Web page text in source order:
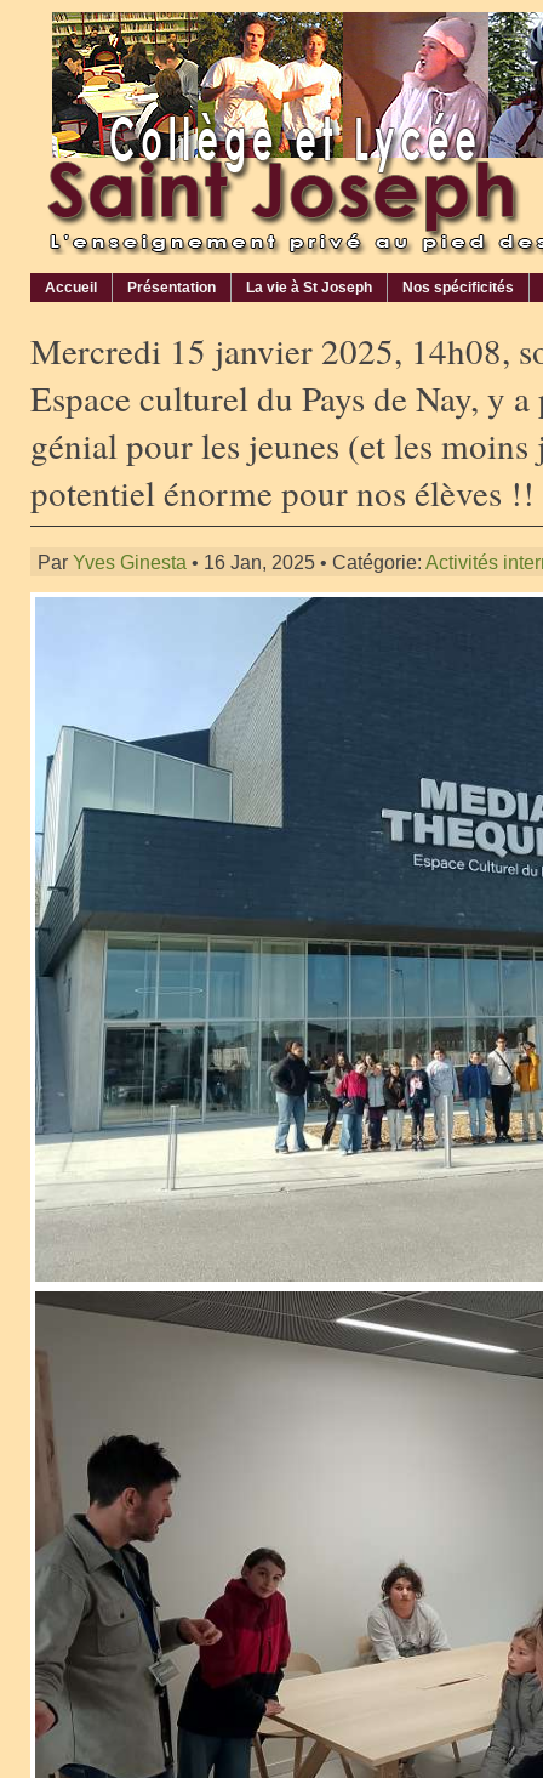
Accueil Présentation La vie à St Joseph Nos spécificités
Mercredi 15 janvier 2025, 14h08,
Espace culturel du Pays de Nay, y a
génial pour les jeunes (et les
potentiel énorme pour nos élèves !!
Par Yves Ginesta • 16 Jan, 2025 • Catégorie: Activités